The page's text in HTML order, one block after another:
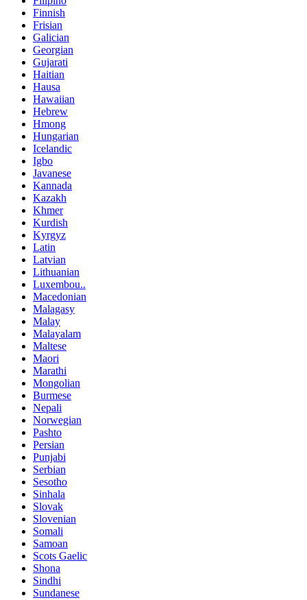
Finnish
Frisian
Galician
Georgian
Gujarati
Haitian
Hausa
Hawaiian
Hebrew
Hmong
Hungarian
Icelandic
Igbo
Javanese
Kannada
Kazakh
Khmer
Kurdish
Kyrgyz
Latin
Latvian
Lithuanian
Luxembou..
Macedonian
Malagasy
Malay
Malayalam
Maltese
Maori
Marathi
Mongolian
Burmese
Nepali
Norwegian
Pashto
Persian
Punjabi
Serbian
Sesotho
Sinhala
Slovak
Slovenian
Somali
Samoan
Scots Gaelic
Shona
Sindhi
Sundanese